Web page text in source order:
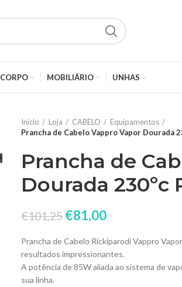
CORPO MOBILIÁRIO UNHAS
Início Loja CABELO
Equipamentos
Prancha de Cabelo Vappro Vapor Dourada
Prancha de
Dourada 230ºc
€101,25 €81,00
Prancha de Cabelo Rickiparodi Vappro
resultados impressionantes.
A potência de 85W aliada ao sistema de
sua linha.